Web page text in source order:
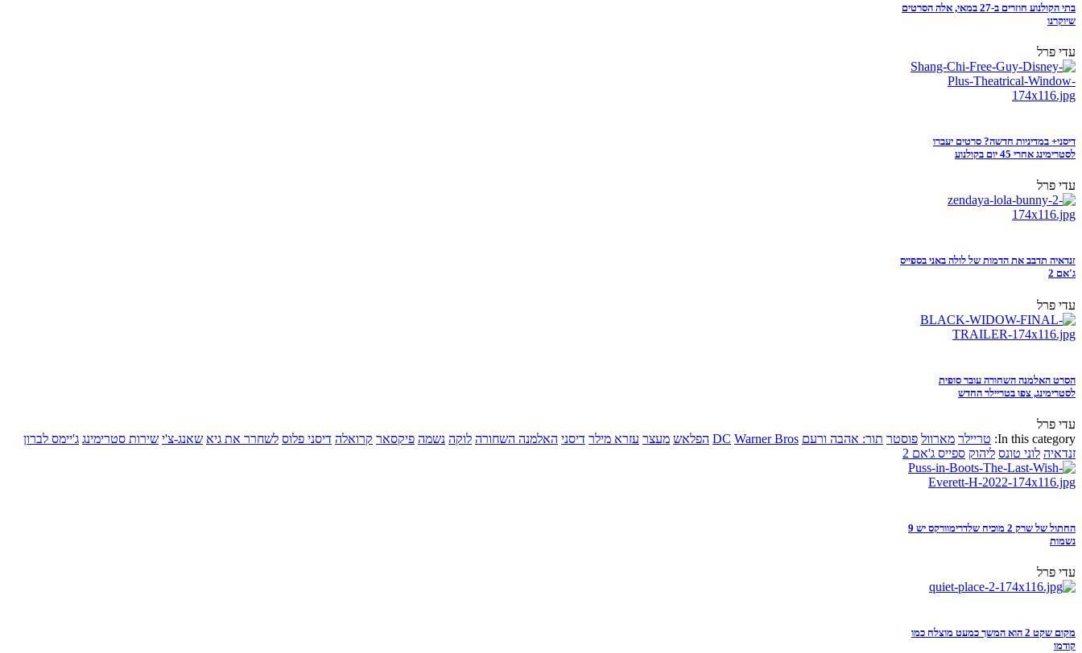
בתי הקולנוע חוזרים ב-27 במאי, אלה הסרטים
שיוקרנו
עדי פרל
דיסני+ במדיניות חדשה? סרטים יעברו
לסטרימינג אחרי 45 יום בקולנוע
עדי פרל
זנדאיה תדבב את הדמות של לולה באני בספייס
ג'אם 2
עדי פרל
הסרט האלמנה השחורה עובר סופית
לסטרימינג, צפו בטריילר החדש
עדי פרל
In this category: טריילר מארוול פוסטר תור: אהבה ורעם DC Warner Bros הפלאש מעצר עזרא מילר דיסני האלמנה השחורה לוקה נשמה פיקסאר קרואלה דיסני פלוס לשחרר את גיא שאנג-צ'י שירות סטרימינג ג'יימס לברון
זנדאיה לוני טונס ליהוק ספייס ג'אם 2
החתול של שרק 2 מוכיח שלדרימוורקס יש 9
נשמות
עדי פרל
מקום שקט 2 הוא המשך כמעט מוצלח כמו
קודמו